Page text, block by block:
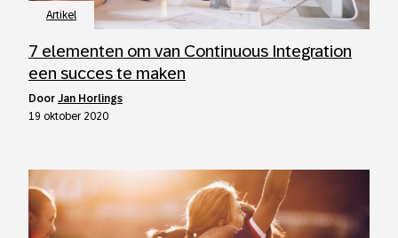
Artikel
7 elementen om van Continuous Integration
een succes te maken
door Jan Horlings
19 oktober 2020